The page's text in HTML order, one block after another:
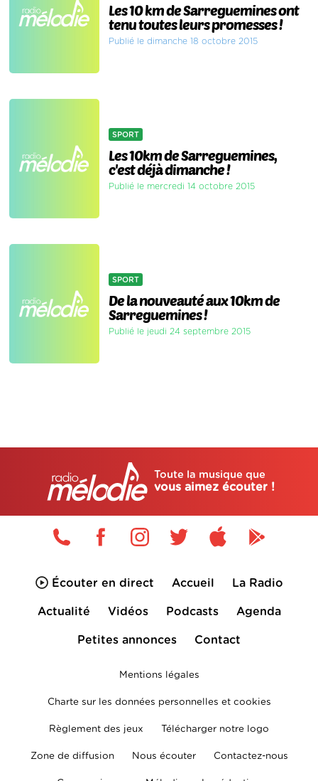
Les 10 km de Sarreguemines ont
tenu toutes leurs promesses !
Publié le dimanche 18 octobre 2015
SPORT
Les 10km de Sarreguemines,
c'est déjà dimanche !
Publié le mercredi 14 octobre 2015
SPORT
De la nouveauté aux 10km de
Sarreguemines !
Publié le jeudi 24 septembre 2015
Toute la musique que
vous aimez écouter !
Écouter en direct Accueil La Radio
Actualité Vidéos Podcasts Agenda
Petites annonces Contact
Mentions légales
Charte sur les données personnelles et cookies
Règlement des jeux Télécharger notre logo
Zone de diffusion Nous écouter Contactez-nous